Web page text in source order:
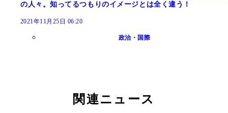
の人々。知ってるつもりのイメージとは全く違う！
2021年11月25日 06:20
政治・国際
関連ニュース